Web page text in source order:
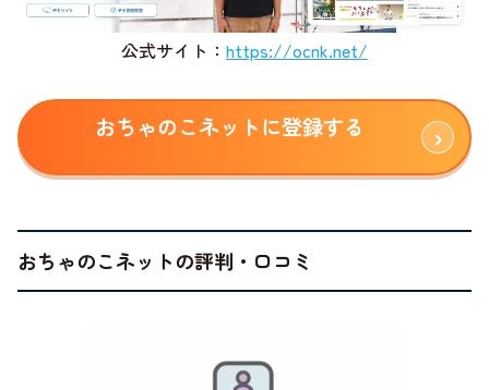
公式サイト： https://ocnk.net/
おちゃのこネットに登録する
おちゃのこネットの評判・口コミ